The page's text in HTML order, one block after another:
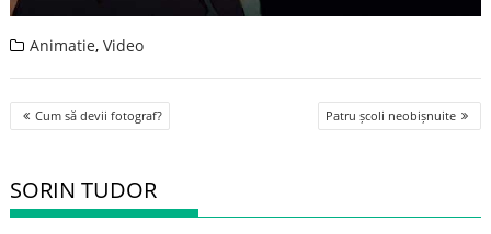
Animatie,Video
Post
navigation
Cum să devii fotograf? Patru școli neobișnuite
SORIN TUDOR